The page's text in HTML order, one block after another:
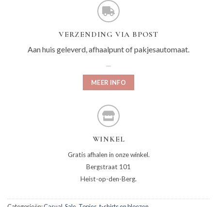
VERZENDING VIA BPOST
Aan huis geleverd, afhaalpunt of pakjesautomaat.
MEER INFO
WINKEL
Gratis afhalen in onze winkel.
Bergstraat 101
Heist-op-den-Berg.